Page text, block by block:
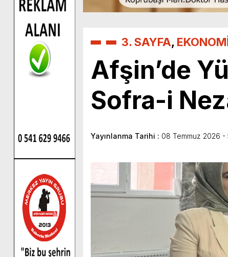
3. SAYFA,
Afşin’de
Sofra-i
Yayınlanma Tarihi : 08 Temmuz 2026 -